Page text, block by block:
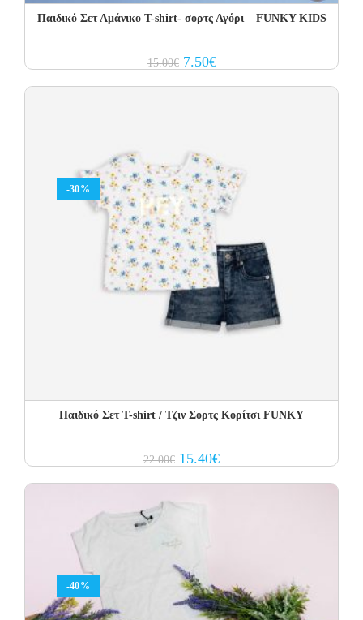
Παιδικό Σετ Αμάνικο T-shirt- σορτς Αγόρι – FUNKY KIDS
15.00€ Original
price
7.50€Current
price
-30%
Παιδικό Σετ T-shirt / Τζιν Σορτς Κορίτσι FUNKY
22.00€ Original
price
15.40€Current
price
-40%